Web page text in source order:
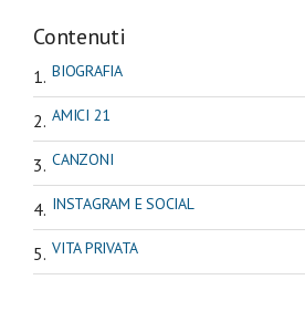
Contenuti
BIOGRAFIA
AMICI 21
CANZONI
INSTAGRAM E SOCIAL
VITA PRIVATA